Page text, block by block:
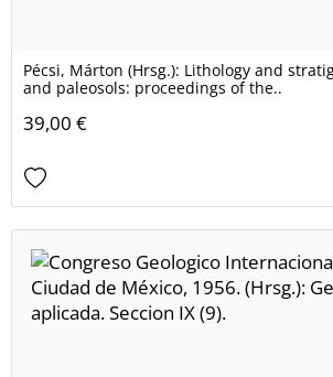
Pécsi, Márton (Hrsg.): Lithology and
and paleosols: proceedings of the..
39,00 €